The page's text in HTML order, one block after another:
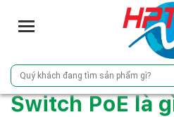
T
l
e
Switch PoE là